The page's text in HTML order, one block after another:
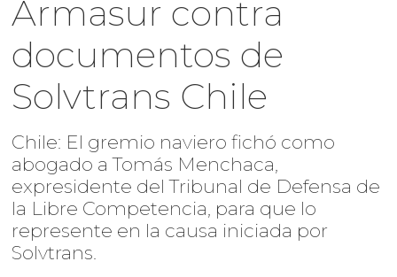
Armasur contra
documentos de
Solvtrans Chile
Chile: El gremio naviero fichó como
abogado a Tomás Menchaca,
expresidente del Tribunal de Defensa de
la Libre Competencia, para que lo
represente en la causa iniciada por
Solvtrans.